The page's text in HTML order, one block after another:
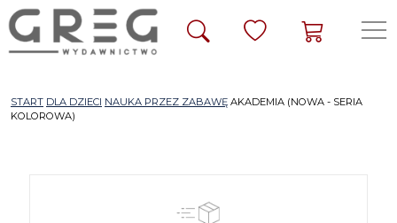
START DLA DZIECI NAUKA PRZEZ ZABAWĘ AKADEMIA (NOWA - SERIA
KOLOROWA)